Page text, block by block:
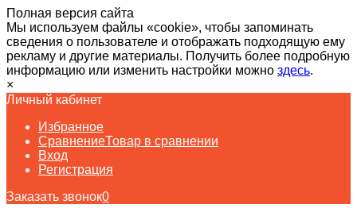
Полная версия сайта
Мы используем файлы «cookie», чтобы запоминать
сведения о пользователе и отображать подходящую ему
рекламу и другие материалы. Получить более подробную
информацию или изменить настройки можно здесь.
×
Личный кабинет
Избранное
СравнениеТовар в сравнении
Вход
Регистрация
Заказать звонок0